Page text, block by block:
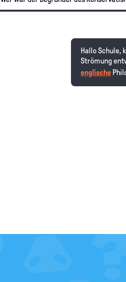
Hallo Schule,
Strömung
englische